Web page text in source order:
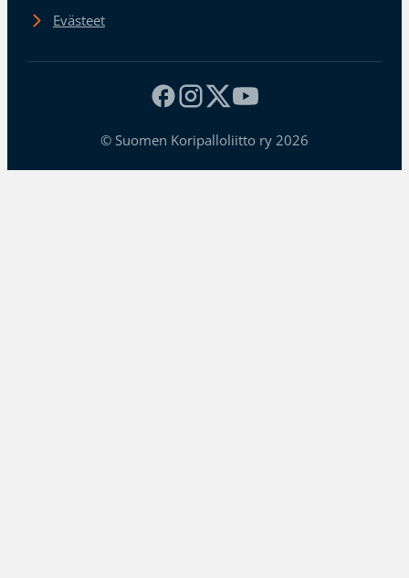
Evästeet
© Suomen Koripalloliitto ry 2026